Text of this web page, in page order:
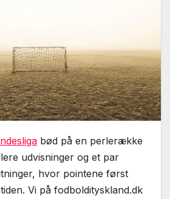
bød på en perlerække
udvisninger og et par
hvor pointene først
Vi på fodboldityskland.dk